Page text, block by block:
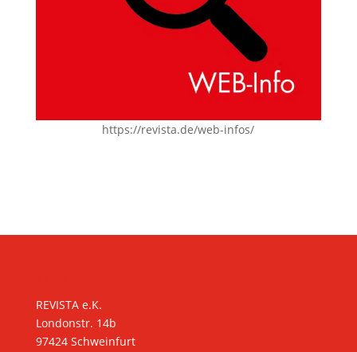
https://revista.de/web-infos/
REVISTA e.K.
Londonstr. 14b
97424 Schweinfurt